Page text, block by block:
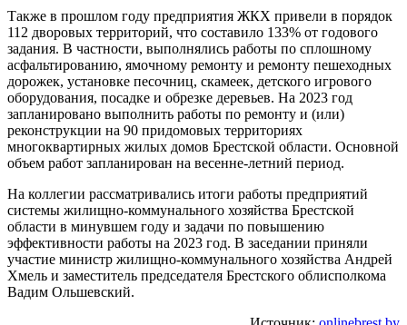
Также в прошлом году предприятия ЖКХ привели в порядок
112 дворовых территорий, что составило 133% от годового
задания. В частности, выполнялись работы по сплошному
асфальтированию, ямочному ремонту и ремонту пешеходных
дорожек, установке песочниц, скамеек, детского игрового
оборудования, посадке и обрезке деревьев. На 2023 год
запланировано выполнить работы по ремонту и (или)
реконструкции на 90 придомовых территориях
многоквартирных жилых домов Брестской области. Основной
объем работ запланирован на весенне-летний период.
На коллегии рассматривались итоги работы предприятий
системы жилищно-коммунального хозяйства Брестской
области в минувшем году и задачи по повышению
эффективности работы на 2023 год. В заседании приняли
участие министр жилищно-коммунального хозяйства Андрей
Хмель и заместитель председателя Брестского облисполкома
Вадим Ольшевский.